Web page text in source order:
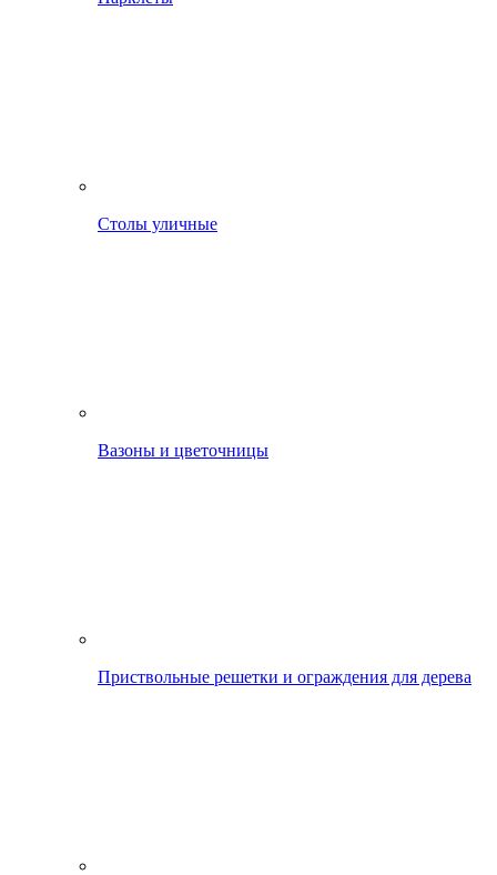
Столы уличные
Вазоны и цветочницы
Приствольные решетки и ограждения для дерева